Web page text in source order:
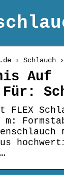
› Schlauch
Auf
Für:
FLEX